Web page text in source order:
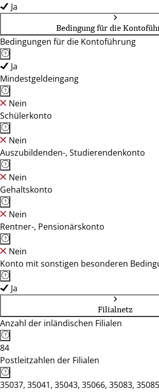
Ja
Bedingung für die
Bedingungen für die Kontoführung
Ja
Mindestgeldeingang
Nein
Schülerkonto
Nein
Auszubildenden-, Studierendenkonto
Nein
Gehaltskonto
Nein
Rentner-, Pensionärskonto
Nein
Konto mit sonstigen besonderen
Ja
Filialnetz
Anzahl der inländischen Filialen
84
Postleitzahlen der Filialen
35037, 35041, 35043, 35066, 35083,